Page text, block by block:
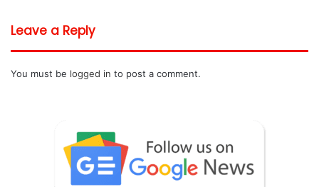
Leave a Reply
You must be logged in to post a comment.